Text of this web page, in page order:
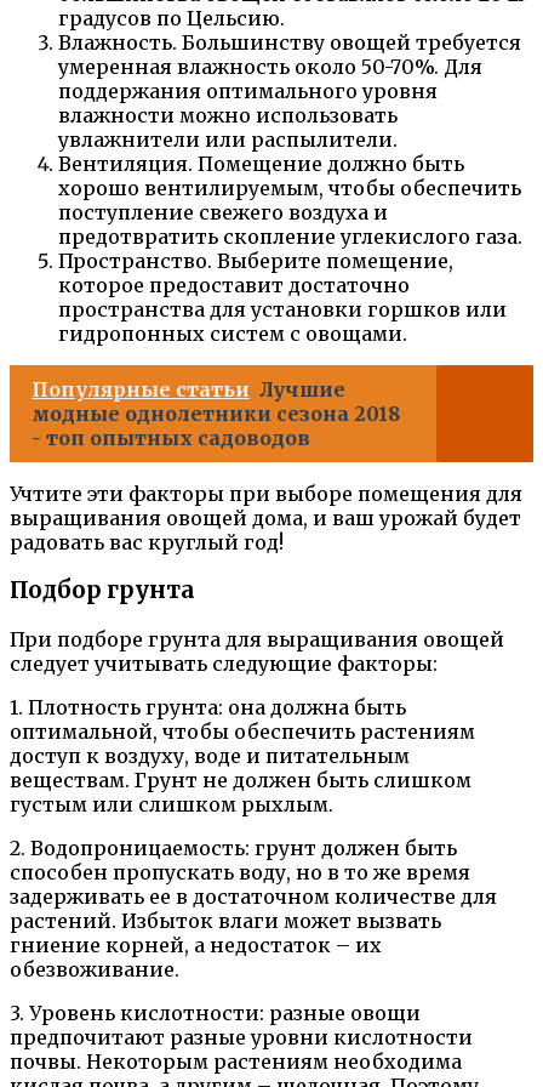
градусов по Цельсию.
Влажность. Большинству овощей требуется
умеренная влажность около 50-70%. Для
поддержания оптимального уровня
влажности можно использовать
увлажнители или распылители.
Вентиляция. Помещение должно быть
хорошо вентилируемым, чтобы обеспечить
поступление свежего воздуха и
предотвратить скопление углекислого газа.
Пространство. Выберите помещение,
которое предоставит достаточно
пространства для установки горшков или
гидропонных систем с овощами.
Популярные статьи Лучшие
модные однолетники сезона 2018
- топ опытных садоводов
Учтите эти факторы при выборе помещения для
выращивания овощей дома, и ваш урожай будет
радовать вас круглый год!
Подбор грунта
При подборе грунта для выращивания овощей
следует учитывать следующие факторы:
1. Плотность грунта: она должна быть
оптимальной, чтобы обеспечить растениям
доступ к воздуху, воде и питательным
веществам. Грунт не должен быть слишком
густым или слишком рыхлым.
2. Водопроницаемость: грунт должен быть
способен пропускать воду, но в то же время
задерживать ее в достаточном количестве для
растений. Избыток влаги может вызвать
гниение корней, а недостаток – их
обезвоживание.
3. Уровень кислотности: разные овощи
предпочитают разные уровни кислотности
почвы. Некоторым растениям необходима